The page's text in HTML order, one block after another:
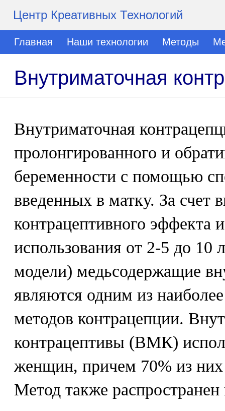
Центр Креативных Технологий
Главная Наши технологии Методы
Внутриматочная
Внутриматочная
пролонгированного и
беременности с помощью
введенных в матку. За счет
контрацептивного эффекта
использования от 2-5 до 10
модели) медьсодержащие
являются одним из
методов контрацепции.
контрацептивы (ВМК)
женщин, причем 70% из
Метод также